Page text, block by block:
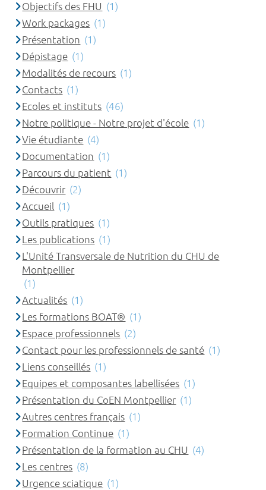
Objectifs des FHU (1)
Work packages (1)
Présentation (1)
Dépistage (1)
Modalités de recours (1)
Contacts (1)
Ecoles et instituts (46)
Notre politique - Notre projet d'école (1)
Vie étudiante (4)
Documentation (1)
Parcours du patient (1)
Découvrir (2)
Accueil (1)
Outils pratiques (1)
Les publications (1)
L'Unité Transversale de Nutrition du CHU de
Montpellier
(1)
Actualités (1)
Les formations BOAT® (1)
Espace professionnels (2)
Contact pour les professionnels de santé (1)
Liens conseillés (1)
Equipes et composantes labellisées (1)
Présentation du CoEN Montpellier (1)
Autres centres français (1)
Formation Continue (1)
Présentation de la formation au CHU (4)
Les centres (8)
Urgence sciatique (1)